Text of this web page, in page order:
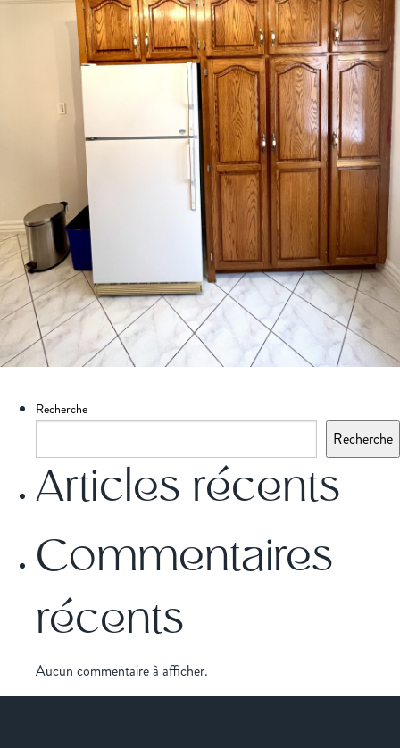
Recherche
Recherche
Articles récents
Commentaires
récents
Aucun commentaire à afficher.